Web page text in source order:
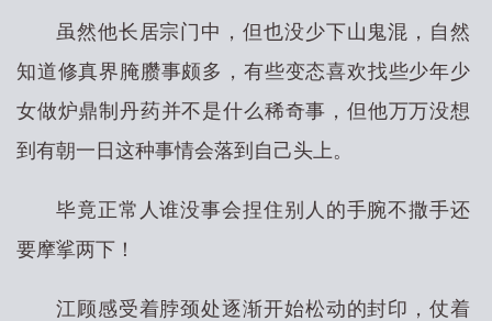
虽然他长居宗门中，但也没少下山鬼混，自然
知道修真界腌臜事颇多，有些变态喜欢找些少年少
女做炉鼎制丹药并不是什么稀奇事，但他万万没想
到有朝一日这种事情会落到自己头上。
毕竟正常人谁没事会捏住别人的手腕不撒手还
要摩挲两下！
江顾感受着脖颈处逐渐开始松动的封印，仗着